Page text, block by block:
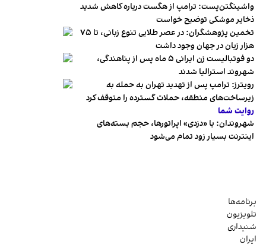
واشینگتن‌پست: ترامپ از هگست درباره کاهش شدید
ذخایر موشکی توضیح خواست
تخمین پژوهشگران: در عصر طلایی تنوع زبانی، تا ۷۵
هزار زبان در جهان وجود داشت
دو فوتبالیست زن ایرانی ۵ ماه پس از پناهندگی،
شهروند استرالیا شدند
رویترز: ترامپ پس از تهدید تهران به حمله به
زیرساخت‌های منطقه، حملات گسترده را متوقف کرد
روایت شما
شهروندان:‌ با «دزدی» اپراتورها، حجم بسته‌های
اینترنت بسیار زود تمام می‌شود
برنامه‌ها
تلویزیون
شنیداری
ایران